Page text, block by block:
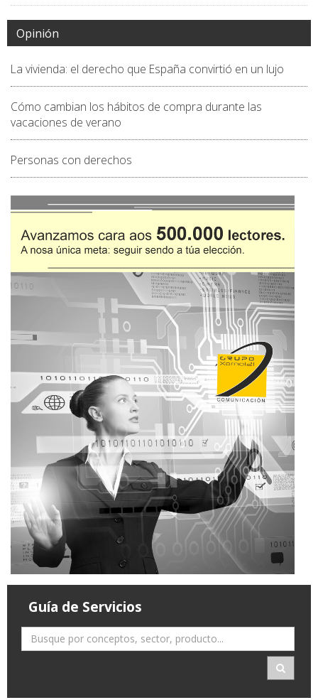
Opinión
La vivienda: el derecho que España convirtió en un lujo
Cómo cambian los hábitos de compra durante las
vacaciones de verano
Personas con derechos
Guía de Servicios